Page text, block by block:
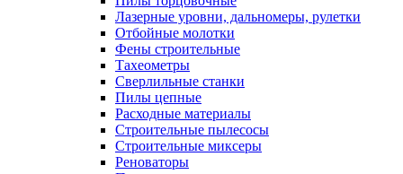
Лазерные уровни, дальномеры, рулетки
Отбойные молотки
Фены строительные
Тахеометры
Сверлильные станки
Пилы цепные
Расходные материалы
Строительные пылесосы
Строительные миксеры
Реноваторы